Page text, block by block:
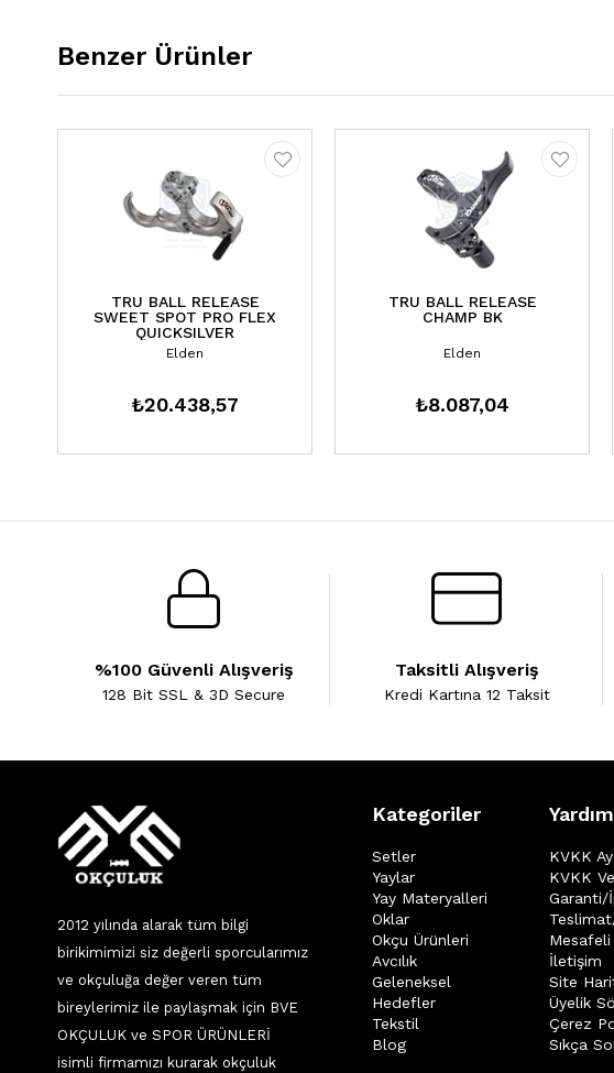
Benzer Ürünler
TRU BALL RELEASE
SWEET SPOT PRO FLEX
QUICKSILVER
Elden
₺20.438,57
TRU BALL RELEASE
CHAMP BK
Elden
₺8.087,04
%100 Güvenli Alışveriş
128 Bit SSL & 3D Secure
Taksitli Alışveriş
Kredi Kartına 12 Taksit
2012 yılında alarak tüm bilgi
birikimimizi siz değerli sporcularımız
ve okçuluğa değer veren tüm
bireylerimiz ile paylaşmak için BVE
OKÇULUK ve SPOR ÜRÜNLERİ
isimli firmamızı kurarak okçuluk
Kategoriler
Setler
Yaylar
Yay Materyalleri
Oklar
Okçu Ürünleri
Avcılık
Geleneksel
Hedefler
Tekstil
Blog
Yardım
KVKK
KVKK
Garanti/
Mesafeli
İletişim
Site
Üyelik
Çerez
Sıkça